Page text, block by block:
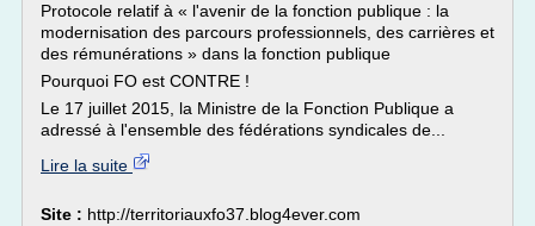
Protocole relatif à « l'avenir de la fonction publique : la
modernisation des parcours professionnels, des carrières et
des rémunérations » dans la fonction publique
Pourquoi FO est CONTRE !
Le 17 juillet 2015, la Ministre de la Fonction Publique a
adressé à l'ensemble des fédérations syndicales de...
Lire la suite
Site : http://territoriauxfo37.blog4ever.com